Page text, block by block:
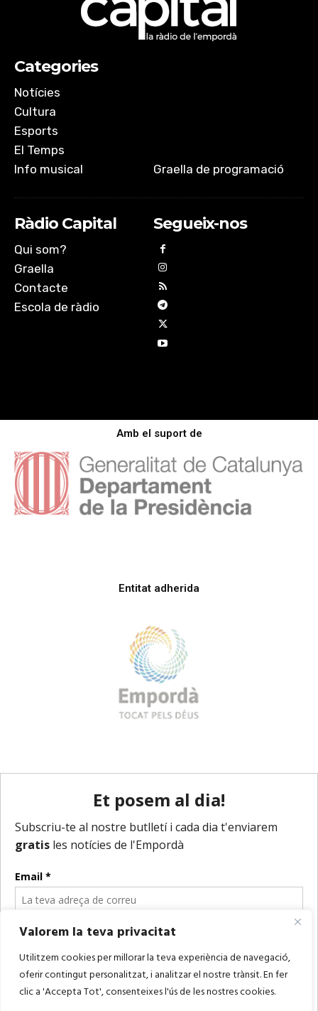
Valorem la teva privacitat
Utilitzem cookies per millorar la teva experiència de navegació,
oferir contingut personalitzat, i analitzar el nostre trànsit. En fer
clic a 'Accepta Tot', consenteixes l'ús de les nostres cookies.
Categories
Notícies
Cultura
Esports
El Temps
Info musical
Graella de programació
Ràdio Capital
Qui som?
Graella
Contacte
Escola de ràdio
Segueix-nos
Amb el suport de
Entitat adherida